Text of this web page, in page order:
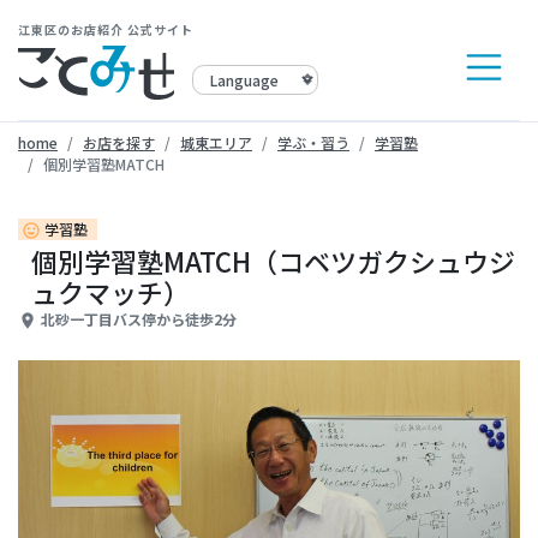
江東区のお店紹介 公式サイト
home お店を探す 城東エリア 学ぶ・習う
学習塾
個別学習塾MATCH
insert_emoticon 学習塾
個別学習塾MATCH（コベツガクシュウジ
ュクマッチ）
place 北砂一丁目バス停から徒歩2分